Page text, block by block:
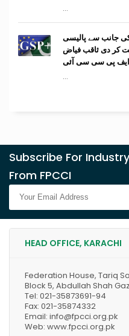
...
جانب سے پالیسی
کر دی ثاقب فیاض
ایف پی سی سی آئی
...
Subscribe For
From FPCCI
HEAD OFFICE, KARACHI
Federation House, Tariq
Block 5, Abdullah Shah
Tel: 021-35873691-94
Fax: 021-35874332
Email: info@fpcci.org.pk
Web: www.fpcci.org.pk